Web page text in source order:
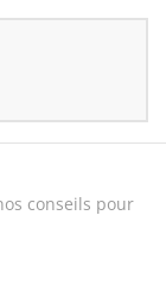
conseils pour